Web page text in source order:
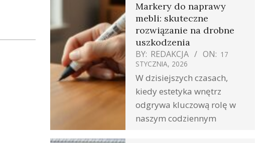
Markery do naprawy
mebli: skuteczne
rozwiązanie na drobne
uszkodzenia
BY: REDAKCJA ON: 17
STYCZNIA, 2026
W dzisiejszych czasach,
kiedy estetyka wnętrz
odgrywa kluczową rolę w
naszym codziennym